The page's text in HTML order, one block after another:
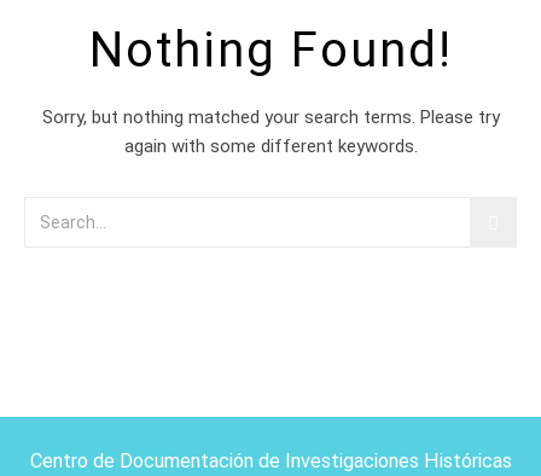
Nothing Found!
Sorry, but nothing matched your search terms. Please try
again with some different keywords.
Centro de Documentación de Investigaciones Históricas